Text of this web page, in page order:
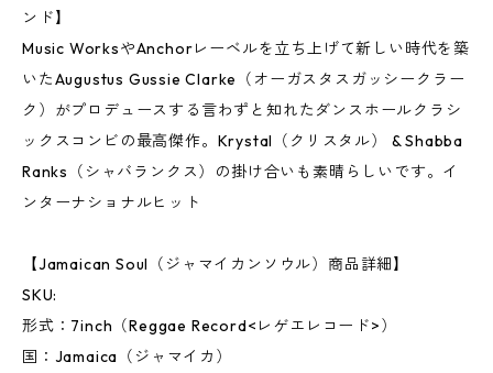
ンド】
Music WorksやAnchorレーベルを立ち上げて新しい時代を築
いたAugustus Gussie Clarke（オーガスタスガッシークラー
ク）がプロデュースする言わずと知れたダンスホールクラシ
ックスコンビの最高傑作。Krystal（クリスタル） & Shabba
Ranks（シャバランクス）の掛け合いも素晴らしいです。イ
ンターナショナルヒット
【Jamaican Soul（ジャマイカンソウル）商品詳細】
SKU:
形式：7inch（Reggae Record<レゲエレコード>）
国：Jamaica（ジャマイカ）